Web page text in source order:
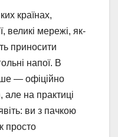
країнах,
великі мережі, як-
приносити
напої. В
— офіційно
але на практиці
ви з пачкою
просто